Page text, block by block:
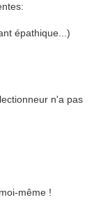
épathique...)
n'a pas
même !